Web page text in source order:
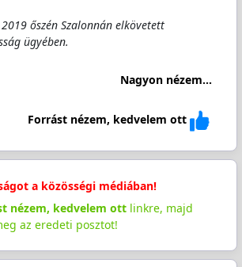
őszén Szalonnán elkövetett
ügyében.
Nagyon nézem...
Forrást nézem, kedvelem ott
a közösségi médiában!
nézem, kedvelem ottlinkre, majd
az eredeti posztot!